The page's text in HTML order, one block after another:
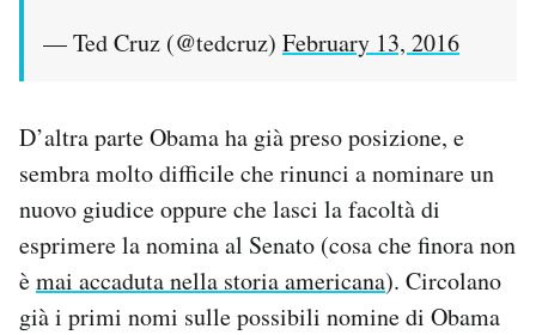
— Ted Cruz (@tedcruz) February 13, 2016
D’altra parte Obama ha già preso posizione, e
sembra molto difficile che rinunci a nominare un
nuovo giudice oppure che lasci la facoltà di
esprimere la nomina al Senato (cosa che finora non
èmai accaduta nella storia americana). Circolano
già i primi nomi sulle possibili nomine di Obama